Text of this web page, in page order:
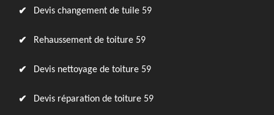
Devis changement de tuile 59
Rehaussement de toiture 59
Devis nettoyage de toiture 59
Devis réparation de toiture 59